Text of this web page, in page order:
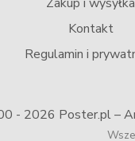
Kontakt
Regulamin i
- 2026 Poster.pl –